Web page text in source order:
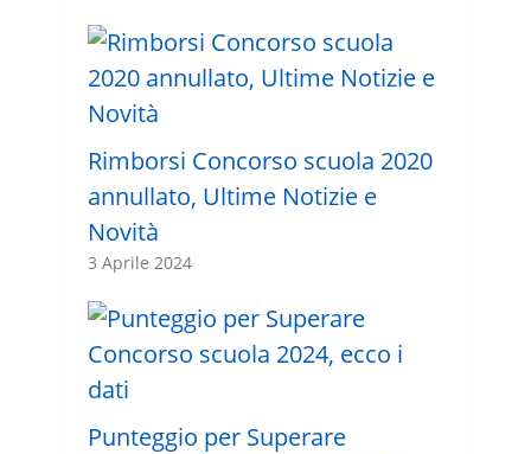
Rimborsi Concorso scuola 2020
annullato, Ultime Notizie e
Novità
3 Aprile 2024
Punteggio per Superare